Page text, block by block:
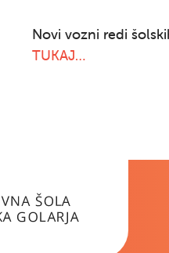
Novi vozni redi
TUKAJ…